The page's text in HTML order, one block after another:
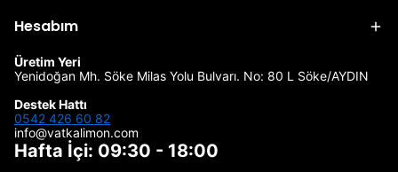
Hesabım
Üretim Yeri
Yenidoğan Mh. Söke Milas Yolu Bulvarı. No: 80 L Söke/AYDIN
Destek Hattı
0542 426 60 82
info@vatkalimon.com
Hafta İçi: 09:30 - 18:00